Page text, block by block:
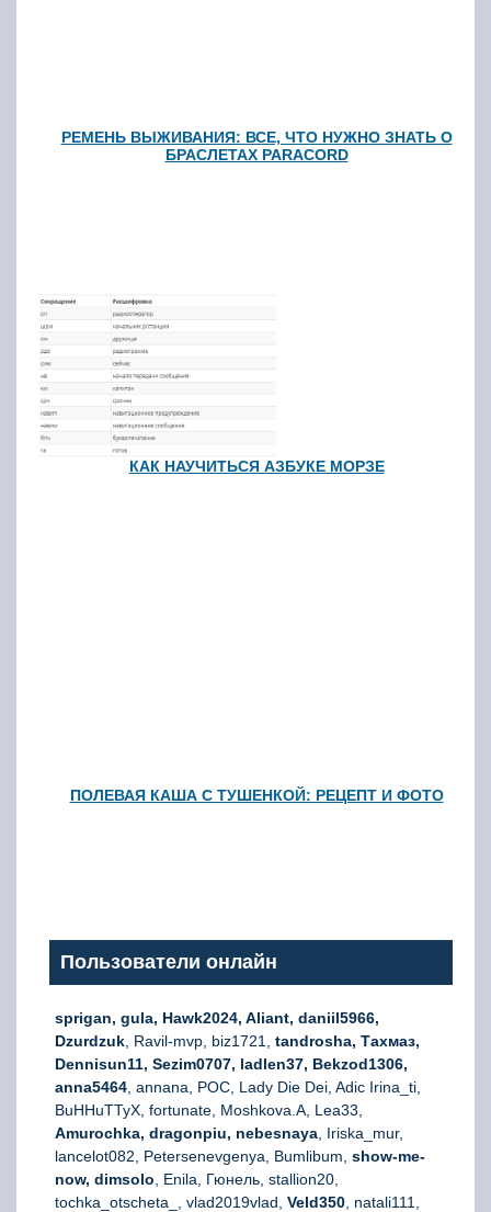
РЕМЕНЬ ВЫЖИВАНИЯ: ВСЕ, ЧТО НУЖНО ЗНАТЬ О
БРАСЛЕТАХ PARACORD
КАК НАУЧИТЬСЯ АЗБУКЕ МОРЗЕ
ПОЛЕВАЯ КАША С ТУШЕНКОЙ: РЕЦЕПТ И ФОТО
Пользователи онлайн
sprigan, gula, Hawk2024, Aliant, daniil5966,
Dzurdzuk , Ravil-mvp, biz1721, tandrosha, Тахмаз,
Dennisun11, Sezim0707, ladlen37, Bekzod1306,
anna5464 , annana, РОС, Lady Die Dei, Adic Irina_ti,
BuHHuTTyX, fortunate, Moshkova.A, Lea33,
Amurochka, dragonpiu, nebesnaya , Iriska_mur,
lancelot082, Petersenevgenya, Bumlibum, show-me-
now, dimsolo , Enila, Гюнель, stallion20,
tochka_otscheta_, vlad2019vlad, Veld350 , natali111,